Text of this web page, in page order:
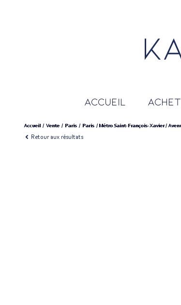
accueil
Accueil Vente Paris Paris Métro Saint-François-Xavier /
Retour aux résultats